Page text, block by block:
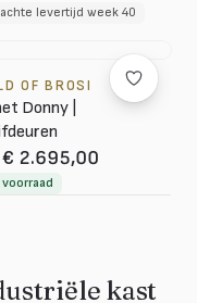
levertijd week 40
OF BROSI
Donny |
€ 2.695,00
voorraad
kast